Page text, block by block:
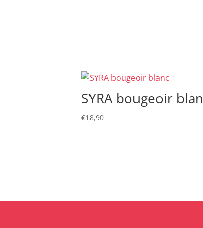
SYRA bougeoir
€18,90